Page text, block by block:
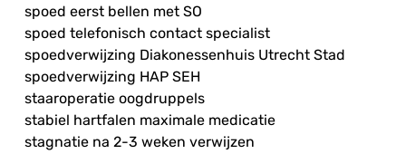
spoed eerst bellen met SO
spoed telefonisch contact specialist
spoedverwijzing Diakonessenhuis Utrecht Stad
spoedverwijzing HAP SEH
staaroperatie oogdruppels
stabiel hartfalen maximale medicatie
stagnatie na 2-3 weken verwijzen